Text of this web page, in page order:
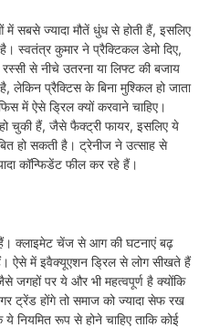
सबसे ज्यादा मौतें धुंध से होती हैं, इसलिए
स्वतंत्र कुमार ने प्रैक्टिकल डेमो दिए,
से नीचे उतरना या लिफ्ट की बजाय
प्रैक्टिस के बिना मुश्किल हो जाता
में ऐसे ड्रिल क्यों करवाने चाहिए।
चुकी हैं, जैसे फैक्ट्री फायर, इसलिए ये
हो सकती है। ट्रेनीज ने उत्साह से
कॉन्फिडेंट फील कर रहे हैं।
क्लाइमेट चेंज से आग की घटनाएं बढ़
ऐसे में इवैक्यूएशन ड्रिल से लोग सीखते हैं
जगहों पर ये और भी महत्वपूर्ण है क्योंकि
ट्रेंड होंगे तो समाज को ज्यादा सेफ रख
नियमित रूप से होने चाहिए ताकि कोई